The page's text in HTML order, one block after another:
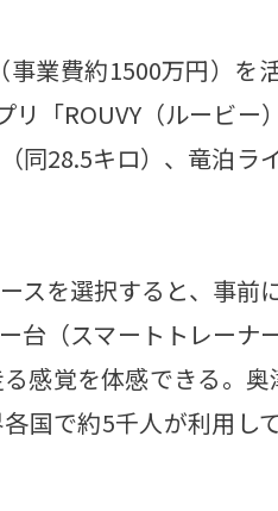
業費約1500万円）を
「ROUVY（ルービー）
同28.5キロ）、竜泊ラ
スを選択すると、事前
台（スマートトレーナ
感覚を体感できる。奥
国で約5千人が利用し